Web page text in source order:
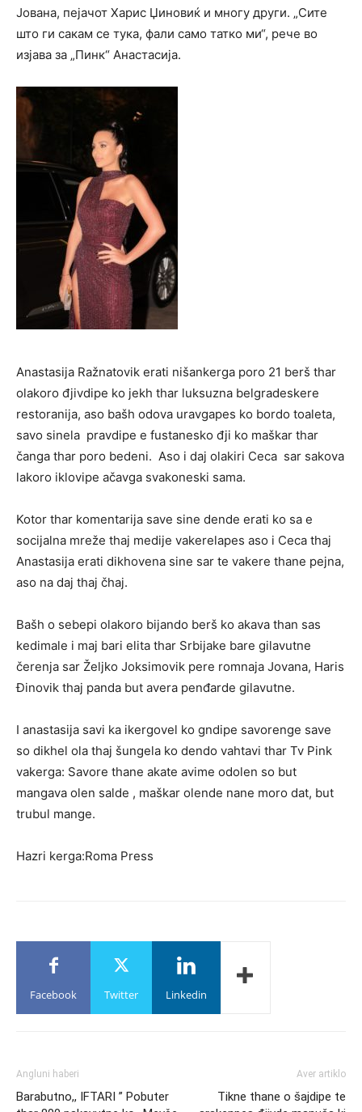
Јована, пејачот Харис Џиновиќ и многу други. „Сите
што ги сакам се тука, фали само татко ми“, рече во
изјава за „Пинк“ Анастасија.
Anastasija Ražnatovik erati nišankerga poro 21 berš thar
olakoro đjivdipe ko jekh thar luksuzna belgradeskere
restoranija, aso bašh odova uravgapes ko bordo toaleta,
savo sinela pravdipe e fustanesko đji ko maškar thar
čanga thar poro bedeni. Aso i daj olakiri Ceca sar sakova
lakoro iklovipe ačavga svakoneski sama.
Kotor thar komentarija save sine dende erati ko sa e
socijalna mreže thaj medije vakerelapes aso i Ceca thaj
Anastasija erati dikhovena sine sar te vakere thane pejna,
aso na daj thaj čhaj.
Bašh o sebepi olakoro bijando berš ko akava than sas
kedimale i maj bari elita thar Srbijake bare gilavutne
čerenja sar Željko Joksimovik pere romnaja Jovana, Haris
Đinovik thaj panda but avera penđarde gilavutne.
I anastasija savi ka ikergovel ko gndipe savorenge save
so dikhel ola thaj šungela ko dendo vahtavi thar Tv Pink
vakerga: Savore thane akate avime odolen so but
mangava olen salde , maškar olende nane moro dat, but
trubul mange.
Hazri kerga:Roma Press
Facebook Twitter Linkedin
Angluni haberi
Barabutno,, IFTARI ” Pobuter
Aver artiklo
Tikne thane o šajdipe te